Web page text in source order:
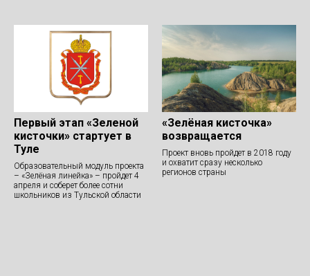
Первый этап «Зеленой
кисточки» стартует в
Туле
Образовательный модуль проекта
– «Зелёная линейка» – пройдет 4
апреля и соберет более сотни
школьников из Тульской области
«Зелёная кисточка»
возвращается
Проект вновь пройдет в 2018 году
и охватит сразу несколько
регионов страны